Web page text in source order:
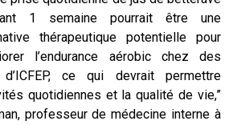
1 semaine pourrait être une
thérapeutique potentielle pour
l’endurance aérobic chez des
ce qui devrait permettre
quotidiennes et la qualité de vie,”
professeur de médecine interne à